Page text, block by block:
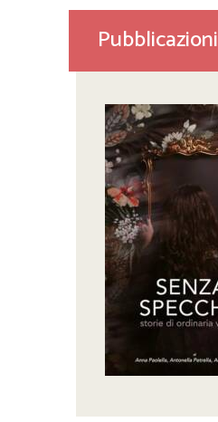
Pubblicazioni